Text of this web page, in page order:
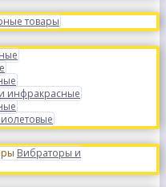
товары
инфракрасные
Вибраторы и